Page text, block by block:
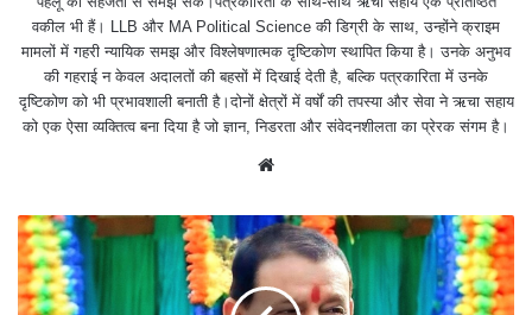
वकील भी हैं। LLB और MA Political Science की डिग्री के साथ, उन्होंने क्राइम
मामलों में गहरी न्यायिक समझ और विश्लेषणात्मक दृष्टिकोण स्थापित किया है। उनके अनुभव
की गहराई न केवल अदालतों की बहसों में दिखाई देती है, बल्कि पत्रकारिता में उनके
दृष्टिकोण को भी प्रभावशाली बनाती है।दोनों क्षेत्रों में वर्षों की तपस्या और सेवा ने ऋचा सहाय
को एक ऐसा व्यक्तित्व बना दिया है जो ज्ञान, निडरता और संवेदनशीलता का प्रेरक संगम है।
e